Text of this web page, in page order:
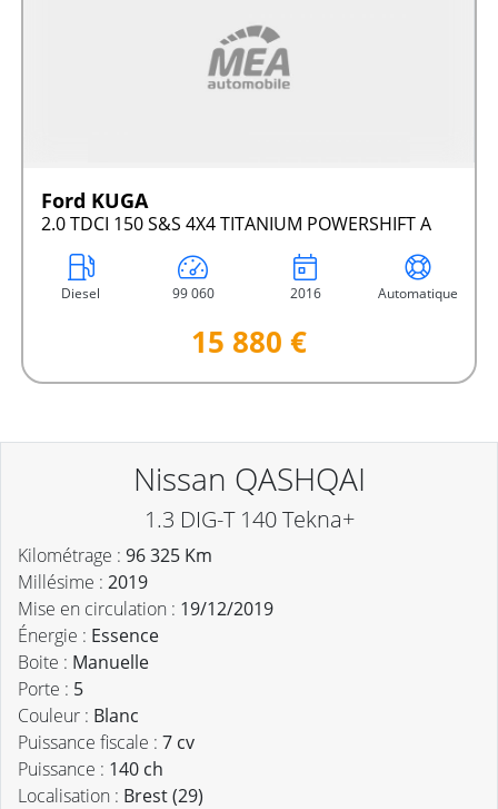
Ford KUGA
2.0 TDCI 150 S&S 4X4 TITANIUM POWERSHIFT A
Diesel 99 060 2016 Automatique
15 880 €
Nissan QASHQAI
1.3 DIG-T 140 Tekna+
Kilométrage : 96 325 Km
Millésime : 2019
Mise en circulation : 19/12/2019
Énergie : Essence
Boite : Manuelle
Porte : 5
Couleur : Blanc
Puissance fiscale : 7 cv
Puissance : 140 ch
Localisation : Brest (29)